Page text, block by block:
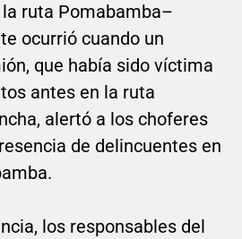
ruta Pomabamba–
ocurrió cuando un
que había sido víctima
antes en la ruta
alertó a los choferes
de delincuentes en
los responsables del